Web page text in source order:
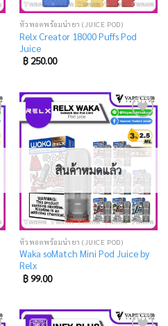
หัวพอตพร้อมน้ำยา (JUICE POD)
Relx Creator 18000 Puffs Pod
Juice
฿250.00
Add
to
wishlist
สินค้าหมดแล้ว
หัวพอตพร้อมน้ำยา (JUICE POD)
Waka soMatch Mini Pod Juice by
Relx
฿99.00